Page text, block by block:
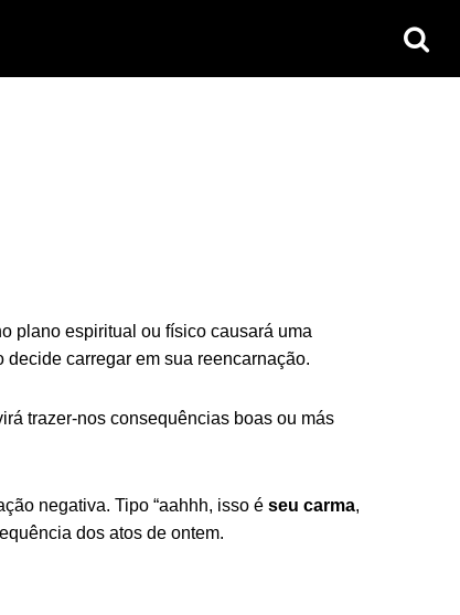
plano espiritual ou físico causará uma
carregar em sua reencarnação.
trazer-nos consequências boas ou más
negativa. Tipo “aahhh, isso é seu carma,
dos atos de ontem.